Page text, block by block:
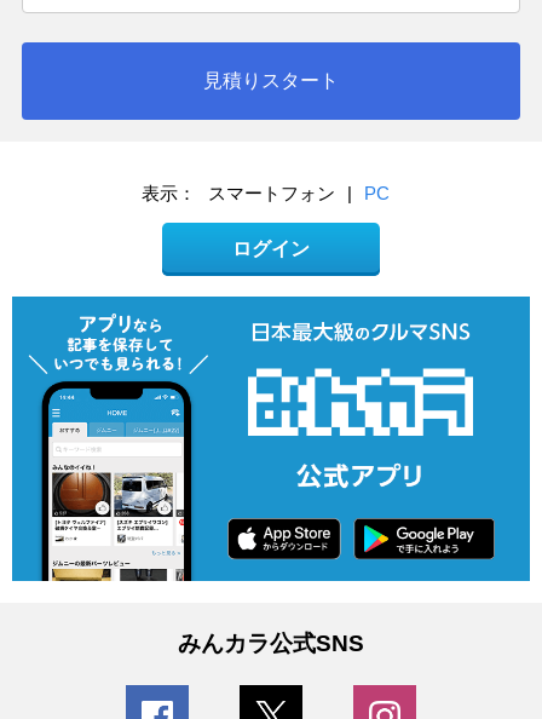
見積りスタート
表示： スマートフォン | PC
ログイン
みんカラ公式SNS